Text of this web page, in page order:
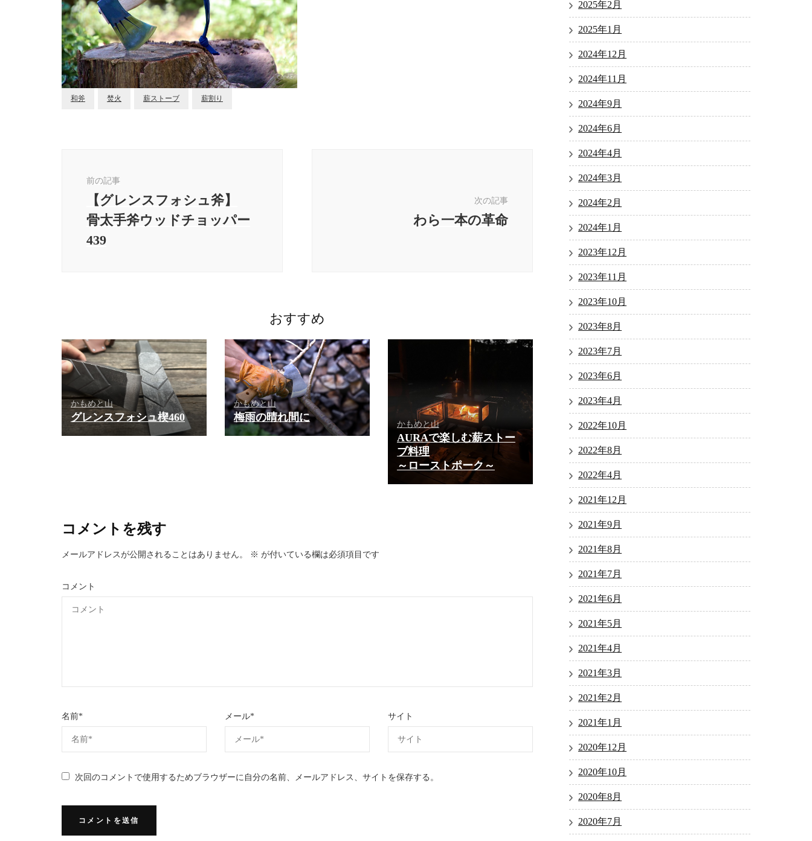
和斧 焚火 薪ストーブ 薪割り
前の記事
【グレンスフォシュ斧】
骨太手斧ウッドチョッパー
439
次の記事
わら一本の革命
おすすめ
かもめと山
グレンスフォシュ楔460
かもめと山
梅雨の晴れ間に
かもめと山
AURAで楽しむ薪ストー
ブ料理
～ローストポーク～
コメントを残す
メールアドレスが公開されることはありません。 ※ が付いている欄は必須項目です
コメント
名前* メール* サイト
次回のコメントで使用するためブラウザーに自分の名前、メールアドレス、サイトを保存する。
2025年2月
2025年1月
2024年12月
2024年11月
2024年9月
2024年6月
2024年4月
2024年3月
2024年2月
2024年1月
2023年12月
2023年11月
2023年10月
2023年8月
2023年7月
2023年6月
2023年4月
2022年10月
2022年8月
2022年4月
2021年12月
2021年9月
2021年8月
2021年7月
2021年6月
2021年5月
2021年4月
2021年3月
2021年2月
2021年1月
2020年12月
2020年10月
2020年8月
2020年7月